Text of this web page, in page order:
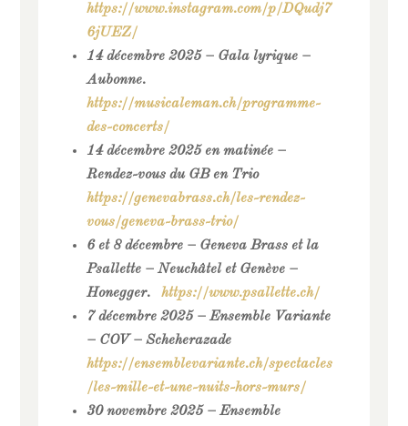
https://www.instagram.com/p/DQudj7
6jUEZ/
14 décembre 2025 – Gala lyrique –
Aubonne.
https://musicaleman.ch/programme-
des-concerts/
14 décembre 2025 en matinée –
Rendez-vous du GB en Trio
https://genevabrass.ch/les-rendez-
vous/geneva-brass-trio/
6 et 8 décembre – Geneva Brass et la
Psallette – Neuchâtel et Genève –
Honegger. https://www.psallette.ch/
7 décembre 2025 – Ensemble Variante
– COV – Scheherazade
https://ensemblevariante.ch/spectacles
/les-mille-et-une-nuits-hors-murs/
30 novembre 2025 – Ensemble